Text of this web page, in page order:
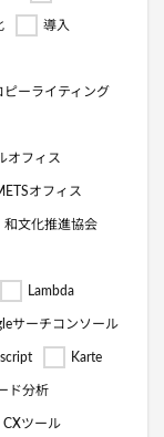
導入
ピーライティング
オフィス
オフィス
和文化推進協会
Lambda
サーチコンソール
Karte
ド分析
CXツール